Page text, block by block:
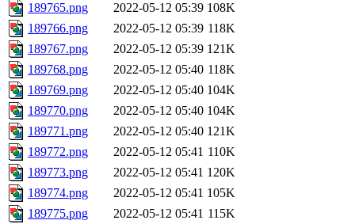
189765.png
2022-05-12 05:39 108K
189766.png
2022-05-12 05:39 118K
189767.png
2022-05-12 05:39 121K
189768.png
2022-05-12 05:40 118K
189769.png
2022-05-12 05:40 104K
189770.png
2022-05-12 05:40 104K
189771.png
2022-05-12 05:40 121K
189772.png
2022-05-12 05:41 110K
189773.png
2022-05-12 05:41 120K
189774.png
2022-05-12 05:41 105K
189775.png
2022-05-12 05:41 115K